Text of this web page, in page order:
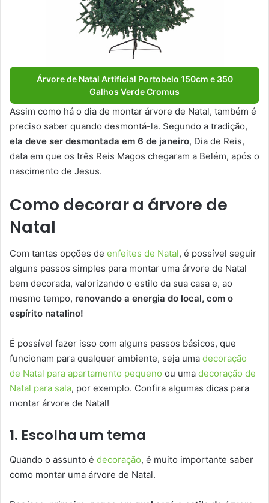
Árvore de Natal Artificial Portobelo 150cm e 350
Galhos Verde Cromus
Assim como há o dia de montar árvore de Natal, também é
preciso saber quando desmontá-la. Segundo a tradição,
ela deve ser desmontada em 6 de janeiro, Dia de Reis,
data em que os três Reis Magos chegaram a Belém, após o
nascimento de Jesus.
Como decorar a árvore de
Natal
Com tantas opções de enfeites de Natal, é possível seguir
alguns passos simples para montar uma árvore de Natal
bem decorada, valorizando o estilo da sua casa e, ao
mesmo tempo, renovando a energia do local, com o
espírito natalino!
É possível fazer isso com alguns passos básicos, que
funcionam para qualquer ambiente, seja uma decoração
de Natal para apartamento pequeno ou uma decoração de
Natal para sala, por exemplo. Confira algumas dicas para
montar árvore de Natal!
1. Escolha um tema
Quando o assunto é decoração, é muito importante saber
como montar uma árvore de Natal.